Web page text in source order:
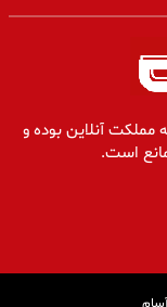
آنلاین بوده و
است.